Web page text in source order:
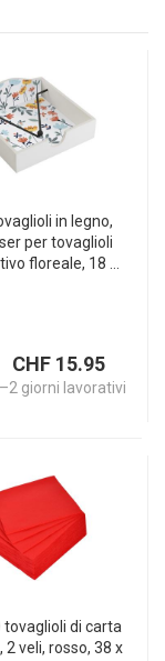
in legno,
per tovaglioli
floreale, 18 x
15.95
giorni lavorativi
tovaglioli di carta
2 veli, rosso, 38 x